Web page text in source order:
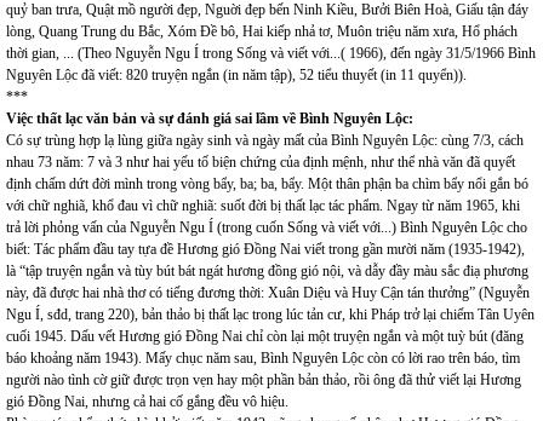
quỷ ban trưa, Quật mồ người đẹp, Nguời đẹp bến Ninh Kiều, Bưởi Biên Hoà, Giấu tận đáy
lòng, Quang Trung du Bắc, Xóm Đề bô, Hai kiếp nhả tơ, Muôn triệu năm xưa, Hổ phách
thời gian, ... (Theo Nguyễn Ngu Í trong Sống và viết với...( 1966), đến ngày 31/5/1966 Bình
Nguyên Lộc đã viết: 820 truyện ngắn (in năm tập), 52 tiểu thuyết (in 11 quyển)).
***
Việc thất lạc văn bản và sự đánh giá sai lầm về Bình Nguyên Lộc:
Có sự trùng hợp lạ lùng giữa ngày sinh và ngày mất của Bình Nguyên Lộc: cùng 7/3, cách
nhau 73 năm: 7 và 3 như hai yếu tố biện chứng của định mệnh, như thể nhà văn đã quyết
định chấm dứt đời mình trong vòng bẩy, ba; ba, bẩy. Một thân phận ba chìm bẩy nổi gắn bó
với chữ nghiã, khổ đau vì chữ nghiã: suốt đời bị thất lạc tác phẩm. Ngay từ năm 1965, khi
trả lời phỏng vấn của Nguyễn Ngu Í (trong cuốn Sống và viết với...) Bình Nguyên Lộc cho
biết: Tác phẩm đầu tay tựa đề Hương gió Đồng Nai viết trong gần mười năm (1935-1942),
là “tập truyện ngắn và tùy bút bát ngát hương đồng gió nội, và dẫy đầy màu sắc điạ phương
này, đã được hai nhà thơ có tiếng đương thời: Xuân Diệu và Huy Cận tán thưởng” (Nguyễn
Ngu Í, sđd, trang 220), bản thảo bị thất lạc trong lúc tản cư, khi Pháp trở lại chiếm Tân Uyên
cuối 1945. Dấu vết Hương gió Đồng Nai chỉ còn lại một truyện ngắn và một tuỳ bút (đăng
báo khoảng năm 1943). Mấy chục năm sau, Bình Nguyên Lộc còn có lời rao trên báo, tìm
người nào tình cờ giữ được trọn vẹn hay một phần bản thảo, rồi ông đã thử viết lại Hương
gió Đồng Nai, nhưng cả hai cố gắng đều vô hiệu.